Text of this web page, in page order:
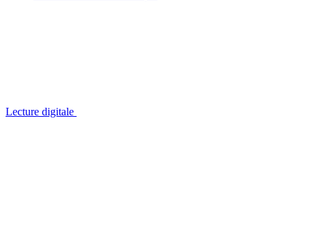
Lecture digitale